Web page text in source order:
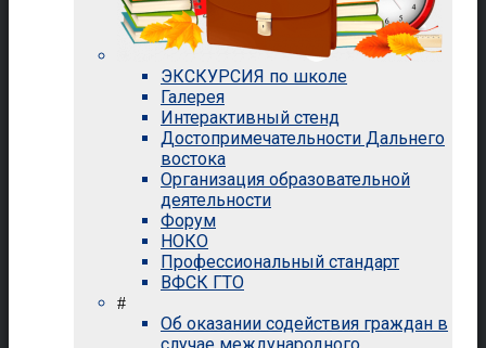
ЭКСКУРСИЯ по школе
Галерея
Интерактивный стенд
Достопримечательности Дальнего
востока
Организация образовательной
деятельности
Форум
НОКО
Профессиональный стандарт
ВФСК ГТО
#
Об оказании содействия граждан в